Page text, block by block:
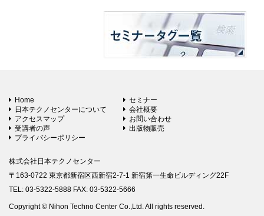
Home
セミナー
日本テクノセンターについて
会社概要
アクセスマップ
お問い合わせ
受講者の声
出版物販売
プライバシーポリシー
株式会社日本テクノセンター
〒163-0722 東京都新宿区西新宿2-7-1 新宿第一生命ビルディング22F
TEL: 03-5322-5888 FAX: 03-5322-5666
Copyright © Nihon Techno Center Co.,Ltd. All rights reserved.